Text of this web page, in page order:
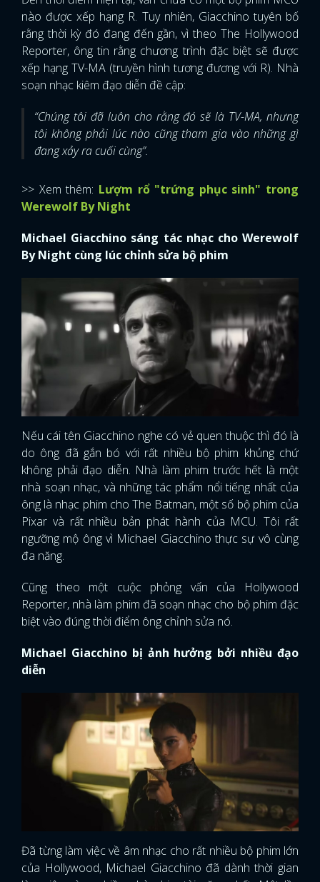
nào được xếp hạng R. Tuy nhiên, Giacchino tuyên bố
rằng thời kỳ đó đang đến gần, vì theo The Hollywood
Reporter, ông tin rằng chương trình đặc biệt sẽ được
xếp hạng TV-MA (truyền hình tương đương với R). Nhà
soạn nhạc kiêm đạo diễn đề cập:
“Chúng tôi đã luôn cho rằng đó sẽ là TV-MA, nhưng
tôi không phải lúc nào cũng tham gia vào những gì
đang xảy ra cuối cùng”.
>> Xem thêm: Lượm rổ "trứng phục sinh" trong
Werewolf By Night
Michael Giacchino sáng tác nhạc cho Werewolf
By Night cùng lúc chỉnh sửa bộ phim
Nếu cái tên Giacchino nghe có vẻ quen thuộc thì đó là
do ông đã gắn bó với rất nhiều bộ phim khủng chứ
không phải đạo diễn. Nhà làm phim trước hết là một
nhà soạn nhạc, và những tác phẩm nổi tiếng nhất của
ông là nhạc phim cho The Batman, một số bộ phim của
Pixar và rất nhiều bản phát hành của MCU. Tôi rất
ngưỡng mộ ông vì Michael Giacchino thực sự vô cùng
đa năng.
Cũng theo một cuộc phỏng vấn của Hollywood
Reporter, nhà làm phim đã soạn nhạc cho bộ phim đặc
biệt vào đúng thời điểm ông chỉnh sửa nó.
Michael Giacchino bị ảnh hưởng bởi nhiều đạo
diễn
Đã từng làm việc về âm nhạc cho rất nhiều bộ phim lớn
của Hollywood, Michael Giacchino đã dành thời gian